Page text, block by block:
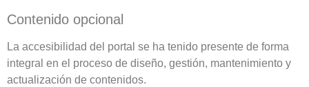
Contenido opcional
La accesibilidad del portal se ha tenido presente de forma
integral en el proceso de diseño, gestión, mantenimiento y
actualización de contenidos.